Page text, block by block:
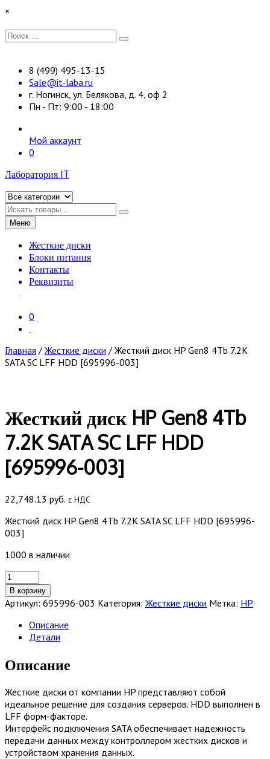
Перейти
содержимому
×
Искать:
Поиск
8 (499) 495-13-15
Sale@it-laba.ru
г. Ногинск, ул. Белякова, д. 4, оф 2
Пн - Пт: 9:00 - 18:00
Мой аккаунт
0
Лаборатория IT
Искать
Меню
Жесткие диски
Блоки питания
Контакты
Реквизиты
0
Главная / Жесткие диски / Жесткий диск HP Gen8 4Tb 7.2K
SATA SC LFF HDD [695996-003]
Жесткий диск HP Gen8 4Tb
7.2K SATA SC LFF HDD
[695996-003]
22,748.13 руб. с НДС
Жесткий диск HP Gen8 4Tb 7.2K SATA SC LFF HDD [695996-
003]
1000 в наличии
Количество
товара
Жесткий
диск
Gen8
7.2K
SATA
LFF
HDD
[695996-
003]
В корзину
Артикул: 695996-003 Категория: Жесткие диски Метка: HP
Описание
Детали
Описание
Жесткие диски от компании HP представляют собой
идеальное решение для создания серверов. HDD выполнен в
LFF форм-факторе.
Интерфейс подключения SATA обеспечивает надежность
передачи данных между контроллером жестких дисков и
устройством хранения данных.